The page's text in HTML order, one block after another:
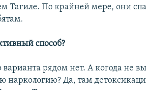
Тагиле. По крайней мере, они
способ?
варианта рядом нет. А когода не
наркологию? Да, там